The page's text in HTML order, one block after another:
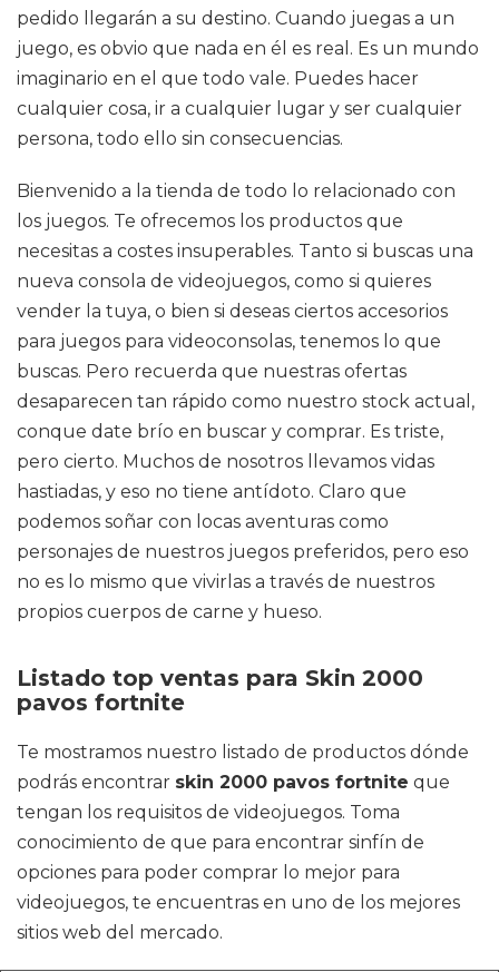
pedido llegarán a su destino. Cuando juegas a un
juego, es obvio que nada en él es real. Es un mundo
imaginario en el que todo vale. Puedes hacer
cualquier cosa, ir a cualquier lugar y ser cualquier
persona, todo ello sin consecuencias.
Bienvenido a la tienda de todo lo relacionado con
los juegos. Te ofrecemos los productos que
necesitas a costes insuperables. Tanto si buscas una
nueva consola de videojuegos, como si quieres
vender la tuya, o bien si deseas ciertos accesorios
para juegos para videoconsolas, tenemos lo que
buscas. Pero recuerda que nuestras ofertas
desaparecen tan rápido como nuestro stock actual,
conque date brío en buscar y comprar. Es triste,
pero cierto. Muchos de nosotros llevamos vidas
hastiadas, y eso no tiene antídoto. Claro que
podemos soñar con locas aventuras como
personajes de nuestros juegos preferidos, pero eso
no es lo mismo que vivirlas a través de nuestros
propios cuerpos de carne y hueso.
Listado top ventas para Skin 2000
pavos fortnite
Te mostramos nuestro listado de productos dónde
podrás encontrar skin 2000 pavos fortnite que
tengan los requisitos de videojuegos. Toma
conocimiento de que para encontrar sinfín de
opciones para poder comprar lo mejor para
videojuegos, te encuentras en uno de los mejores
sitios web del mercado.